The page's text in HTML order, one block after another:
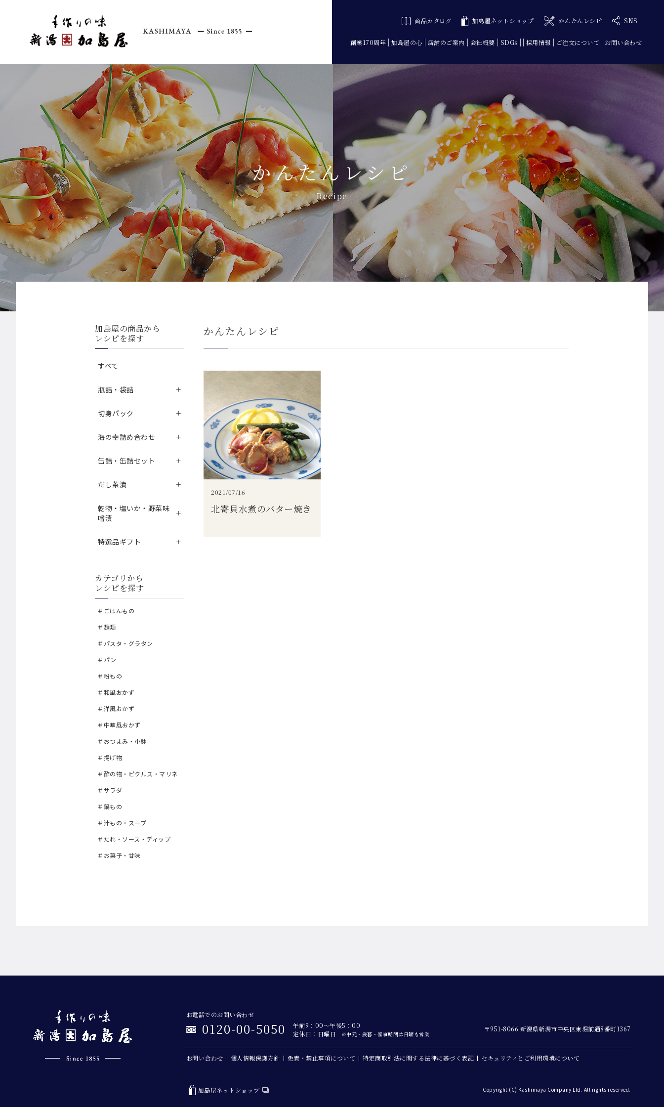
商品カタログ 加島屋ネットショップ かんたんレシピ SNS
創業170周年 加島屋の心 店舗のご案内 会社概要 SDGs 採用情報 ご注文について お問い合わせ
かんたんレシピ
Recipe
加島屋の商品から
レシピを探す
すべて
瓶詰・袋詰
切身パック
海の幸詰め合わせ
缶詰・缶詰セット
だし茶漬
乾物・塩いか・野菜味
噌漬
特選品ギフト
カテゴリから
レシピを探す
＃ごはんもの
＃麺類
＃パスタ・グラタン
＃パン
＃粉もの
＃和風おかず
＃洋風おかず
＃中華風おかず
＃おつまみ・小鉢
＃揚げ物
＃酢の物・ピクルス・マリネ
＃サラダ
＃鍋もの
＃汁もの・スープ
＃たれ・ソース・ディップ
＃お菓子・甘味
かんたんレシピ
2021/07/16
北寄貝水煮のバター焼き
お電話でのお問い合わせ
0120-00-5050
午前9：00～午後5：00
定休日：日曜日
※中元・歳暮・催事期間は日曜も営業
〒951-8066 新潟県新潟市中央区東堀前通8番町1367
お問い合わせ 個人情報保護方針 免責・禁止事項について 特定商取引法に関する法律に基づく表記 セキュリティとご利用環境について
加島屋ネットショップ Copyright (C) Kashimaya Company Ltd. All rights reserved.